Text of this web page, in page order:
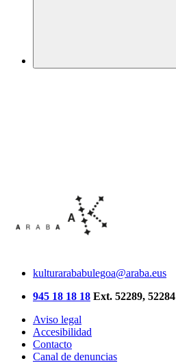
kulturarababulegoa@araba.eus
945 18 18 18 Ext. 52289, 52284
Aviso legal
Accesibilidad
Contacto
Canal de denuncias